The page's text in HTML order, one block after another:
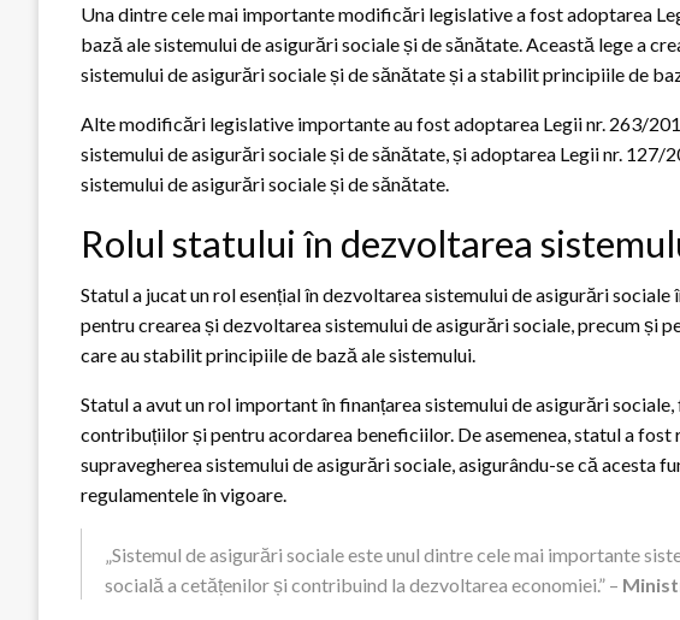
Una dintre cele mai importante modificări legislative a fost adoptarea
bază ale sistemului de asigurări sociale și de sănătate. Această lege a
sistemului de asigurări sociale și de sănătate și a stabilit principiile de
Alte modificări legislative importante au fost adoptarea Legii nr. 263/
sistemului de asigurări sociale și de sănătate, și adoptarea Legii nr.
sistemului de asigurări sociale și de sănătate.
Rolul statului în dezvoltarea
Statul a jucat un rol esențial în dezvoltarea sistemului de asigurări
pentru crearea și dezvoltarea sistemului de asigurări sociale, precum și
care au stabilit principiile de bază ale sistemului.
Statul a avut un rol important în finanțarea sistemului de asigurări
contribuțiilor și pentru acordarea beneficiilor. De asemenea, statul a
supravegherea sistemului de asigurări sociale, asigurându-se că acesta
regulamentele în vigoare.
„Sistemul de asigurări sociale este unul dintre cele mai importante
socială a cetățenilor și contribuind la dezvoltarea economiei.” –